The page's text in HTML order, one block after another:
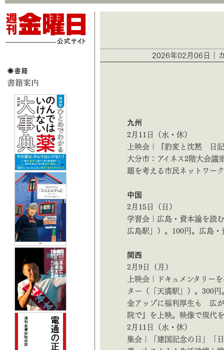
2026年02月06日｜
九州
2月11日（水・休）
上映会｜『豹変と沈黙 日
大分市：アイネス2階大会議
題を考える市民ネットワー
中国
2月15日（日）
学習会｜広島・資本論を読
広島駅」）。100円。広島
関西
2月9日（月）
上映会｜ドキュメンタリー
ター（「天満駅」）。300
金アップに福利厚生も 広
院で』を上映。映像で現代
2月11日（水・休）
集会｜「建国記念の日」「